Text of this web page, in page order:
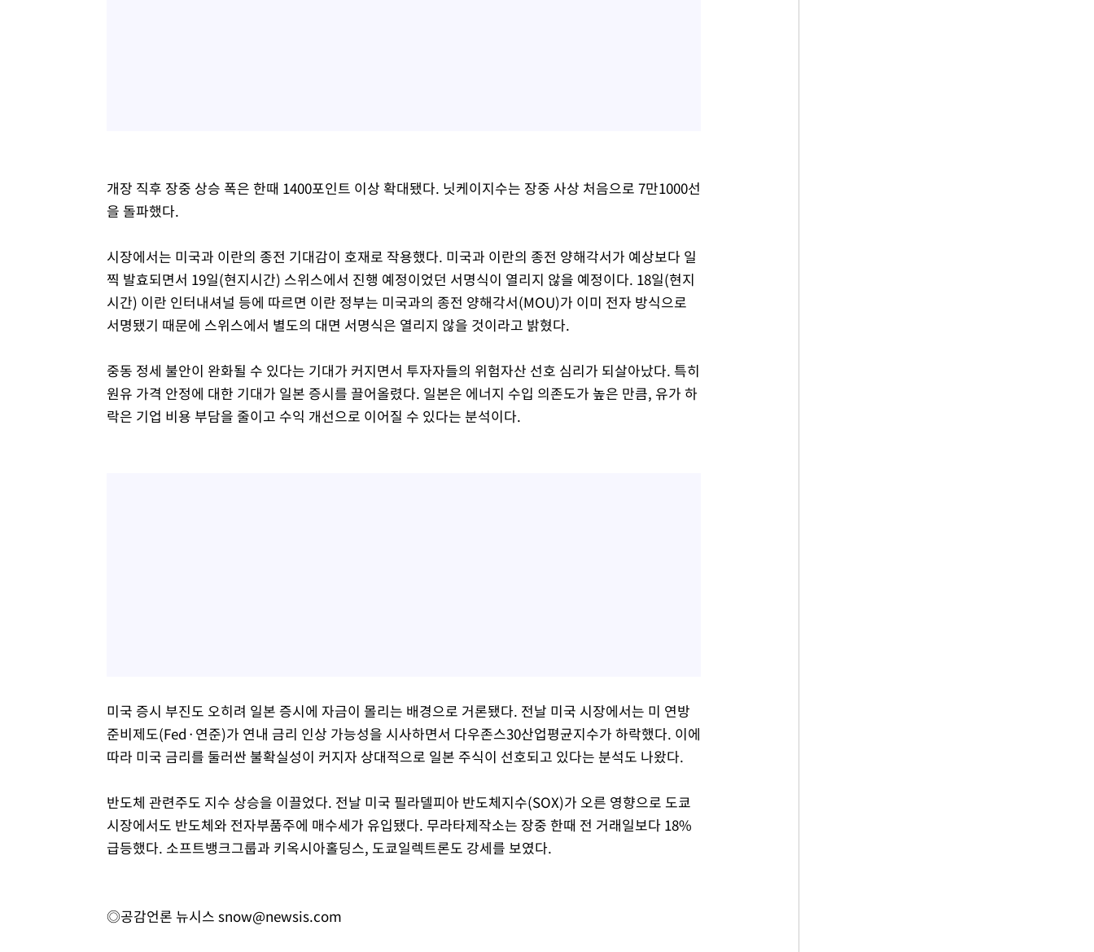
개장 직후 장중 상승 폭은 한때 1400포인트 이상 확대됐다. 닛케이지수는 장중 사상 처음으로 7만1000선
을 돌파했다.
시장에서는 미국과 이란의 종전 기대감이 호재로 작용했다. 미국과 이란의 종전 양해각서가 예상보다 일
찍 발효되면서 19일(현지시간) 스위스에서 진행 예정이었던 서명식이 열리지 않을 예정이다. 18일(현지
시간) 이란 인터내셔널 등에 따르면 이란 정부는 미국과의 종전 양해각서(MOU)가 이미 전자 방식으로
서명됐기 때문에 스위스에서 별도의 대면 서명식은 열리지 않을 것이라고 밝혔다.
중동 정세 불안이 완화될 수 있다는 기대가 커지면서 투자자들의 위험자산 선호 심리가 되살아났다. 특히
원유 가격 안정에 대한 기대가 일본 증시를 끌어올렸다. 일본은 에너지 수입 의존도가 높은 만큼, 유가 하
락은 기업 비용 부담을 줄이고 수익 개선으로 이어질 수 있다는 분석이다.
미국 증시 부진도 오히려 일본 증시에 자금이 몰리는 배경으로 거론됐다. 전날 미국 시장에서는 미 연방
준비제도(Fed·연준)가 연내 금리 인상 가능성을 시사하면서 다우존스30산업평균지수가 하락했다. 이에
따라 미국 금리를 둘러싼 불확실성이 커지자 상대적으로 일본 주식이 선호되고 있다는 분석도 나왔다.
반도체 관련주도 지수 상승을 이끌었다. 전날 미국 필라델피아 반도체지수(SOX)가 오른 영향으로 도쿄
시장에서도 반도체와 전자부품주에 매수세가 유입됐다. 무라타제작소는 장중 한때 전 거래일보다 18%
급등했다. 소프트뱅크그룹과 키옥시아홀딩스, 도쿄일렉트론도 강세를 보였다.
◎공감언론 뉴시스 snow@newsis.com